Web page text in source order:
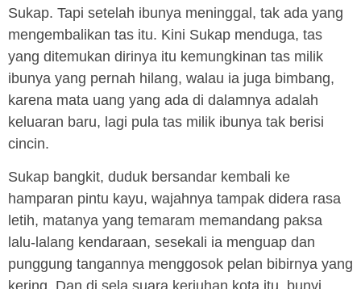
Sukap. Tapi setelah ibunya meninggal, tak ada yang
mengembalikan tas itu. Kini Sukap menduga, tas
yang ditemukan dirinya itu kemungkinan tas milik
ibunya yang pernah hilang, walau ia juga bimbang,
karena mata uang yang ada di dalamnya adalah
keluaran baru, lagi pula tas milik ibunya tak berisi
cincin.
Sukap bangkit, duduk bersandar kembali ke
hamparan pintu kayu, wajahnya tampak didera rasa
letih, matanya yang temaram memandang paksa
lalu-lalang kendaraan, sesekali ia menguap dan
punggung tangannya menggosok pelan bibirnya yang